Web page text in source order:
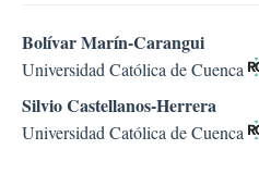
Bolívar Marín-Carangui
Universidad Católica de Cuenca
Silvio Castellanos-Herrera
Universidad Católica de Cuenca